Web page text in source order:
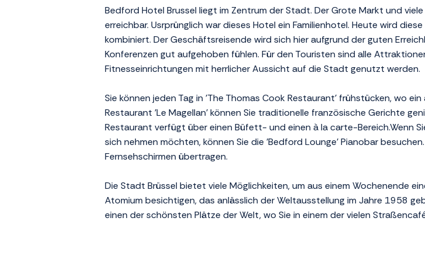
Bedford Hotel Brussel liegt im Zentrum der Stadt. Der Grote Markt und
erreichbar. Usrprünglich war dieses Hotel ein Familienhotel. Heute wird
kombiniert. Der Geschäftsreisende wird sich hier aufgrund der guten
Konferenzen gut aufgehoben fühlen. Für den Touristen sind alle
Fitnesseinrichtungen mit herrlicher Aussicht auf die Stadt genutzt werden.
Sie können jeden Tag in 'The Thomas Cook Restaurant' frühstücken, wo
Restaurant 'Le Magellan' können Sie traditionelle französische Gerichte
Restaurant verfügt über einen Büfett- und einen à la carte-Bereich.Wenn
sich nehmen möchten, können Sie die 'Bedford Lounge' Pianobar
Fernsehschirmen übertragen.
Die Stadt Brüssel bietet viele Möglichkeiten, um aus einem Wochenende
Atomium besichtigen, das anlässlich der Weltausstellung im Jahre 1958
einen der schönsten Plätze der Welt, wo Sie in einem der vielen